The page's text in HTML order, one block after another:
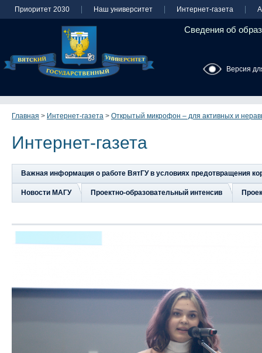
Приоритет 2030 Наш университет Интернет-газета
Сведения об
Версия
Главная > Интернет-газета > Открытый микрофон – для активных и
Интернет-газета
Важная информация о работе ВятГУ в условиях предотвращения
Новости МАГУ Проектно-образовательный интенсив